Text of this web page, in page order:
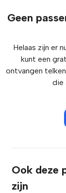
Geen
Helaas zijn er
kunt een
ontvangen
die
Ook deze
zijn